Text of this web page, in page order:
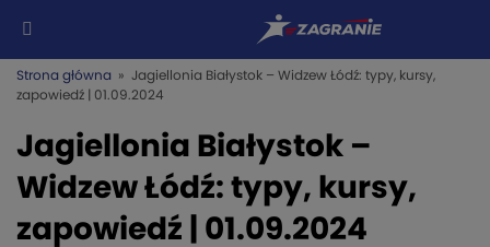
Strona główna » Jagiellonia Białystok – Widzew Łódź: typy, kursy,
zapowiedź | 01.09.2024
Jagiellonia Białystok –
Widzew Łódź: typy, kursy,
zapowiedź | 01.09.2024